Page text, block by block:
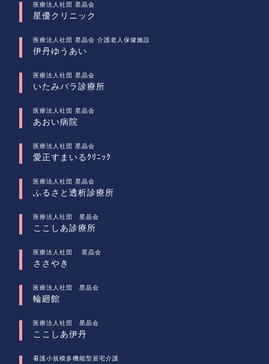
医療法人社団 星晶会
星優クリニック
医療法人社団 星晶会 介護老人保健施設
伊丹ゆうあい
医療法人社団 星晶会
いたみバラ診療所
医療法人社団 星晶会
あおい病院
医療法人社団 星晶会
愛正すまいるｸﾘﾆｯｸ
医療法人社団 星晶会
ふるさと透析診療所
医療法人社団 星晶会
ここしあ診療所
医療法人社団 星晶会
ささやき
医療法人社団 星晶会
輪廻館
医療法人社団 星晶会
ここしあ伊丹
看護小規模多機能型居宅介護